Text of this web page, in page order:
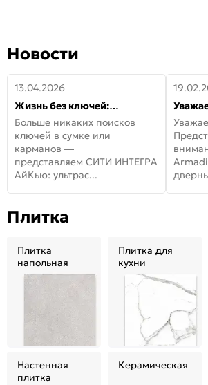
Новости
13.04.2026
Жизнь без ключей:
встречайте новую дверь
СИТИ ИНТЕГРА АйКью!
Больше никаких поисков
ключей в сумке или
карманов —
представляем СИТИ ИНТЕГРА
АйКью: ультрас...
Плитка
Плитка
напольная
Плитка для
кухни
Настенная
плитка
Керамическая